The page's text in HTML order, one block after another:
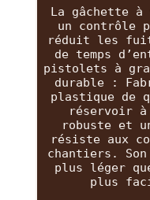
La gâchette
un contrôle
réduit les
de temps
pistolets à
durable :
plastique de
réservoir à
robuste et
résiste aux
chantiers.
plus léger
plus